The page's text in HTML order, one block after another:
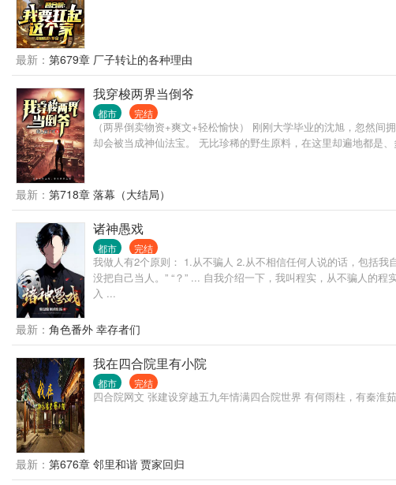
最新： 第679章 厂子转让的各种理由
我穿梭两界当倒爷
都市 完结
（两界倒卖物资+爽文+轻松愉快） 刚刚大学毕业的沈旭，忽然
却会被当成神仙法宝。 无比珍稀的野生原料，在这里却遍地都是
最新： 第718章 落幕（大结局）
诸神愚戏
都市 完结
我做人有2个原则： 1.从不骗人 2.从不相信任何人说的话，包括我
没把自己当人。” “？” ... 自我介绍一下，我叫程实，从不骗人的
入 ...
最新： 角色番外 幸存者们
我在四合院里有小院
都市 完结
四合院网文 张建设穿越五九年情满四合院世界 有何雨柱，有秦淮
最新： 第676章 邻里和谐 贾家回归